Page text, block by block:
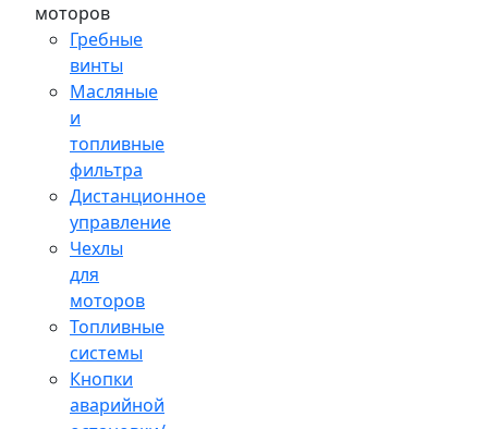
моторов
Гребные
винты
Масляные
и
топливные
фильтра
Дистанционное
управление
Чехлы
для
моторов
Топливные
системы
Кнопки
аварийной